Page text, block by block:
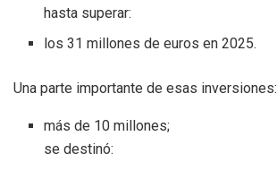
hasta superar:
los 31 millones de euros en 2025.
Una parte importante de esas inversiones:
más de 10 millones;
se destinó: